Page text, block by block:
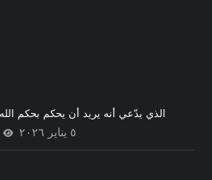
الذي يدّعي أنه يريد أن يحكم بحكم
٥ يناير ٢٠٢٦